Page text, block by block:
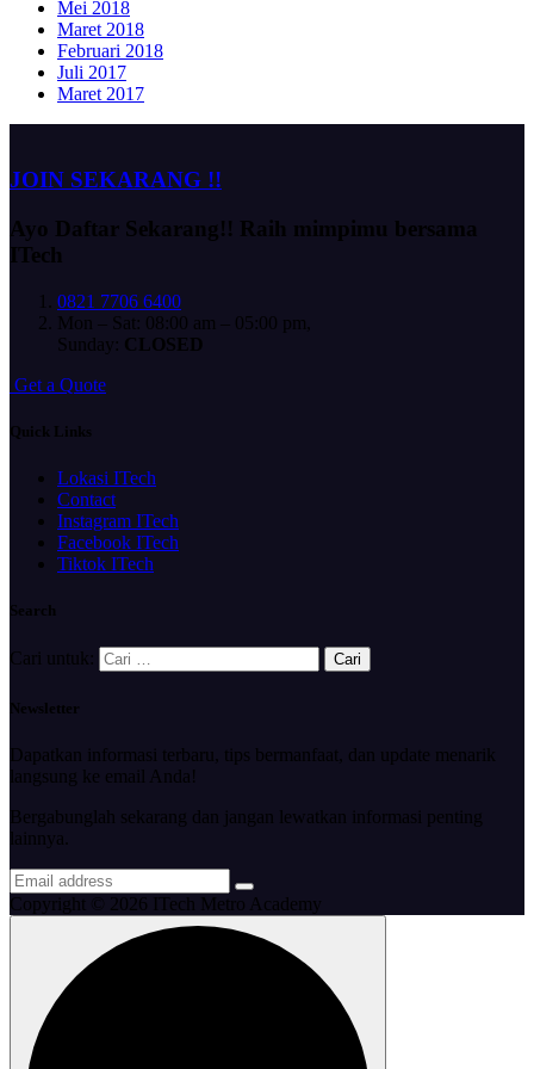
Mei 2018
Maret 2018
Februari 2018
Juli 2017
Maret 2017
JOIN SEKARANG !!
Ayo Daftar Sekarang!! Raih mimpimu bersama
ITech
0821 7706 6400
Mon – Sat: 08:00 am – 05:00 pm,
Sunday: CLOSED
Get a Quote
Quick Links
Lokasi ITech
Contact
Instagram ITech
Facebook ITech
Tiktok ITech
Search
Cari untuk:
Newsletter
Dapatkan informasi terbaru, tips bermanfaat, dan update menarik
langsung ke email Anda!
Bergabunglah sekarang dan jangan lewatkan informasi penting
lainnya.
Copyright © 2026 ITech Metro Academy